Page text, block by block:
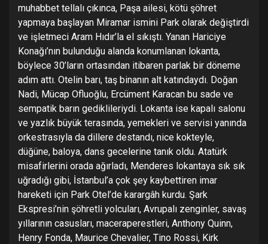
muhabbet tellalı çıkınca, Paşa ailesi, kötü şöhret
yapmaya başlayan Miramar ismini Park olarak değiştirdi
ve işletmeci Aram Hıdır’la el sıkıştı. Yanan Hariciye
Konağı’nın bulunduğu alanda konumlanan lokanta,
böylece 30’ların ortasından itibaren parlak bir döneme
adım attı. Otelin barı, taş binanın alt katındaydı. Doğan
Nadi, Mücap Ofluoğlu, Ercüment Karacan bu sade ve
sempatik barın gediklileriydi. Lokanta ise kapalı salonu
ve yazlık büyük terasında, yemekleri ve servisi yanında
orkestrasıyla da dillere destandı, nice kokteyle,
düğüne, baloya, dans gecelerine tanık oldu. Atatürk
misafirlerini orada ağırladı, Menderes lokantaya sık sık
uğradığı gibi, İstanbul’a çok şey kaybettiren imar
hareketi için Park Otel’de karargâh kurdu. Şark
Ekspresi’nin şöhretli yolcuları, Avrupalı zenginler, savaş
yıllarının casusları, maceraperestleri, Anthony Quinn,
Henry Fonda, Maurice Chevalier, Tino Rossi, Kirk